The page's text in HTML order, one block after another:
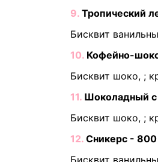
9. Тропический
Бисквит
10. Кофейно-
Бисквит шоко, ;
11. Шоколадный с
Бисквит шоко, ;
12. Сникерс - 800
Бисквит